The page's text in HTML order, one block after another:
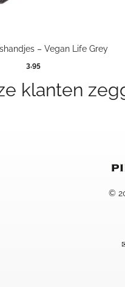
– Vegan Life Grey
3,95
klanten
©